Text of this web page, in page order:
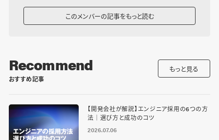
このメンバーの記事をもっと読む
Recommend
おすすめ記事
もっと見る
【開発会社が解説】エンジニア採用の6つの方
法｜選び方と成功のコツ
2026.07.06